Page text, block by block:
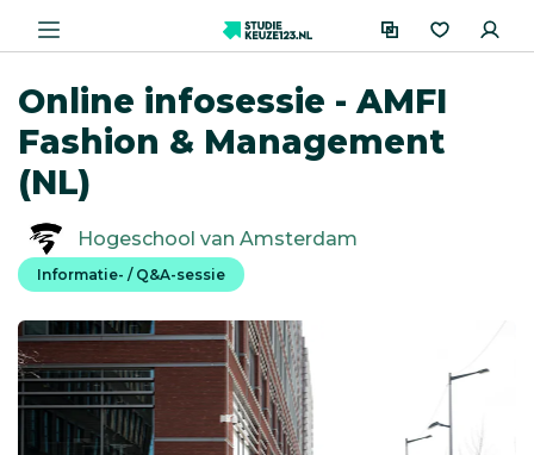
Online infosessie - AMFI
Fashion & Management
(NL)
Hogeschool van Amsterdam
Informatie- / Q&A-sessie